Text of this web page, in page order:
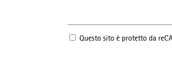
Questo sito è protetto da